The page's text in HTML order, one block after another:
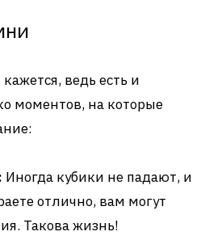
ведь есть и
моментов, на которые
Иногда кубики не падают, и
отлично, вам могут
Такова жизнь!